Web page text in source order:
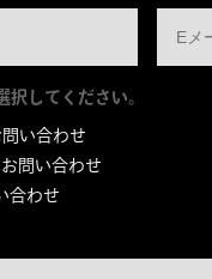
してください。
い合わせ
問い合わせ
合わせ